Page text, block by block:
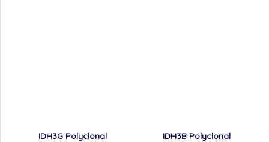
IDH3G Polyclonal
IDH3B Polyclonal